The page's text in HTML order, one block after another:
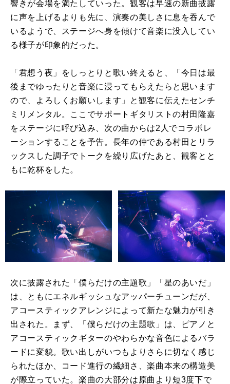
響きが会場を満たしていった。観客は早速の新曲披露
に声を上げるよりも先に、演奏の美しさに息を吞んで
いるようで、ステージへ身を傾けて音楽に没入してい
る様子が印象的だった。
「君想う夜」をしっとりと歌い終えると、「今日は最
後までゆったりと音楽に浸ってもらえたらと思います
ので、よろしくお願いします」と観客に伝えたセンチ
ミリメンタル。ここでサポートギタリストの村田隆嘉
をステージに呼び込み、次の曲からは2 人でコラボレ
ーションすることを予告。長年の仲である村田とリラ
ックスした調子でトークを繰り広げたあと、観客とと
もに乾杯をした。
次に披露された「僕らだけの主題歌」「星のあいだ」
は、ともにエネルギッシュなアッパーチューンだが、
アコースティックアレンジによって新たな魅力が引き
出された。まず、「僕らだけの主題歌」は、ピアノと
アコースティックギターのやわらかな音色によるバラ
ードに変貌。歌い出しがいつもよりさらに切なく感じ
られたほか、コード進行の繊細さ、楽曲本来の構造美
が際立っていた。楽曲の大部分は原曲より短3度下で